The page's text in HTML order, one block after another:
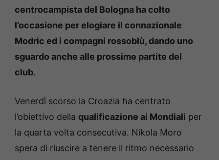
centrocampista del Bologna ha colto
l’occasione per elogiare il connazionale
Modric ed i compagni rossoblù, dando uno
sguardo anche alle prossime partite del
club.
Venerdì scorso la Croazia ha centrato
l’obiettivo della qualificazione ai Mondiali per
la quarta volta consecutiva. Nikola Moro
spera di riuscire a tenere il ritmo necessario